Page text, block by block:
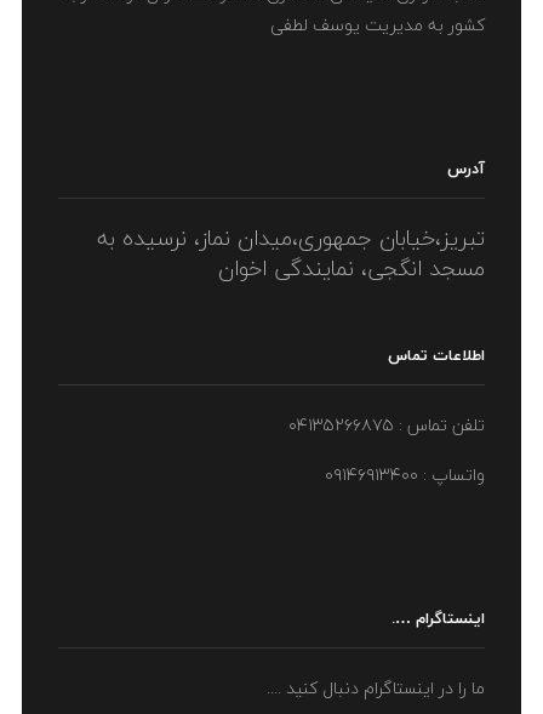
کشور به مدیریت یوسف لطفی
آدرس
تبریز،خیابان جمهوری،میدان نماز، نرسیده به
مسجد انگجی، نمایندگی اخوان
اطلاعات تماس
تلفن تماس : ۰۴۱۳۵۲۶۶۸۷۵
واتساپ : ۰۹۱۴۶۹۱۳۴۰۰
اینستاگرام ….
ما را در اینستاگرام دنبال کنید ....